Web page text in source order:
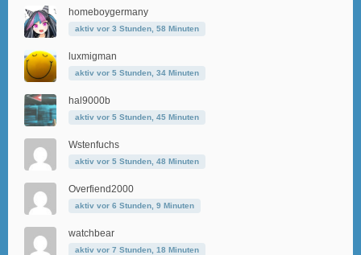
homeboygermany
aktiv vor 3 Stunden, 58 Minuten
luxmigman
aktiv vor 5 Stunden, 34 Minuten
hal9000b
aktiv vor 5 Stunden, 45 Minuten
Wstenfuchs
aktiv vor 5 Stunden, 48 Minuten
Overfiend2000
aktiv vor 6 Stunden, 9 Minuten
watchbear
aktiv vor 7 Stunden, 18 Minuten